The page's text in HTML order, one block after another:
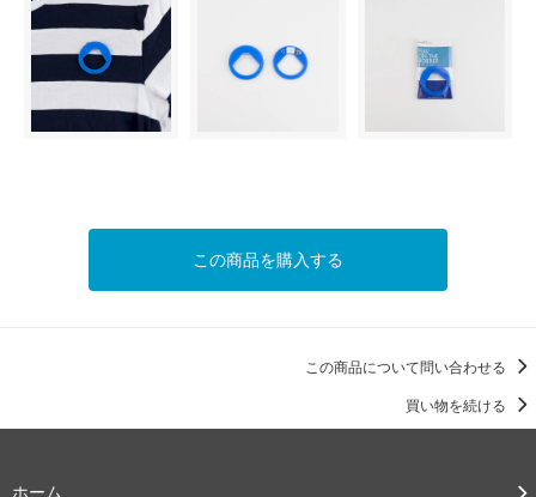
この商品を購入する
この商品について問い合わせる
買い物を続ける
ホーム